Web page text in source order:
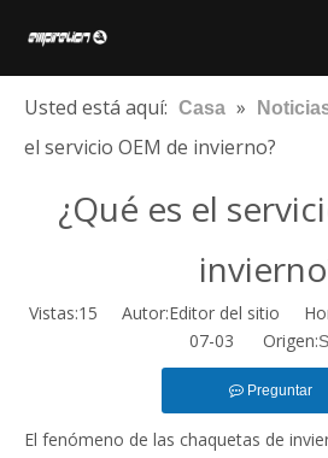
Usted está aquí: Casa »
el servicio OEM de invierno?
¿Qué es el
Vistas:15 Autor:Editor del sitio
07-03 Origen:
Preguntar
El fenómeno de las chaquetas de